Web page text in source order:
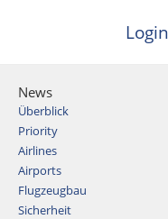
Login
News
Überblick
Priority
Airlines
Airports
Flugzeugbau
Sicherheit